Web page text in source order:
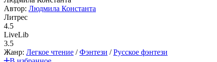
Автор: Людмила Константа
Литрес
4.5
LiveLib
3.5
Жанр: Легкое чтение /Фэнтези /Русское фэнтези